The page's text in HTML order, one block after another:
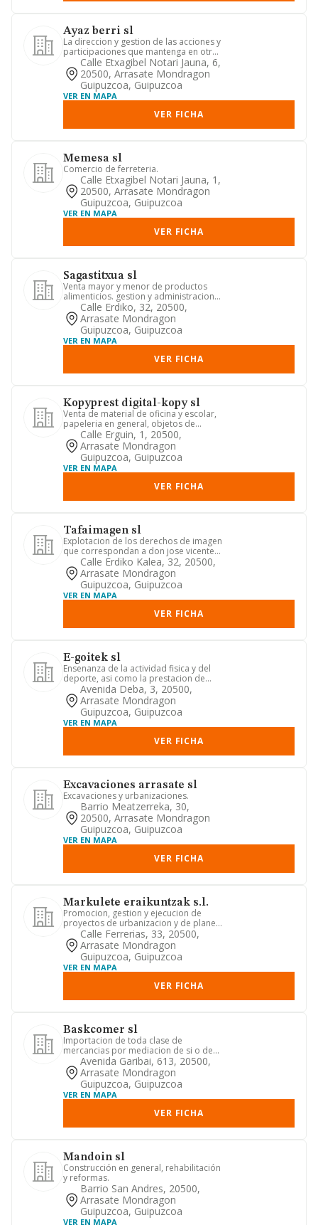
Ayaz berri sl
La direccion y gestion de las acciones y
participaciones que mantenga en otras
sociedades, asi como...
Calle Etxagibel Notari Jauna, 6,
20500, Arrasate Mondragon
Guipuzcoa, Guipuzcoa
VER EN MAPA
VER FICHA
Memesa sl
Comercio de ferreteria.
Calle Etxagibel Notari Jauna, 1,
20500, Arrasate Mondragon
Guipuzcoa, Guipuzcoa
VER EN MAPA
VER FICHA
Sagastitxua sl
Venta mayor y menor de productos
alimenticios. gestion y administracion
de otras sociedades o patri...
Calle Erdiko, 32, 20500,
Arrasate Mondragon
Guipuzcoa, Guipuzcoa
VER EN MAPA
VER FICHA
Kopyprest digital-kopy sl
Venta de material de oficina y escolar,
papeleria en general, objetos de
regalo, fotocopias y encua...
Calle Erguin, 1, 20500,
Arrasate Mondragon
Guipuzcoa, Guipuzcoa
VER EN MAPA
VER FICHA
Tafaimagen sl
Explotacion de los derechos de imagen
que correspondan a don jose vicente
garcia acosta como consec...
Calle Erdiko Kalea, 32, 20500,
Arrasate Mondragon
Guipuzcoa, Guipuzcoa
VER EN MAPA
VER FICHA
E-goitek sl
Ensenanza de la actividad fisica y del
deporte, asi como la prestacion de
servicios deportivos.
Avenida Deba, 3, 20500,
Arrasate Mondragon
Guipuzcoa, Guipuzcoa
VER EN MAPA
VER FICHA
Excavaciones arrasate sl
Excavaciones y urbanizaciones.
Barrio Meatzerreka, 30,
20500, Arrasate Mondragon
Guipuzcoa, Guipuzcoa
VER EN MAPA
VER FICHA
Markulete eraikuntzak s.l.
Promocion, gestion y ejecucion de
proyectos de urbanizacion y de planes
urbanisticos.
Calle Ferrerias, 33, 20500,
Arrasate Mondragon
Guipuzcoa, Guipuzcoa
VER EN MAPA
VER FICHA
Baskcomer sl
Importacion de toda clase de
mercancias por mediacion de si o de
comerciales importadoras asi como ...
Avenida Garibai, 613, 20500,
Arrasate Mondragon
Guipuzcoa, Guipuzcoa
VER EN MAPA
VER FICHA
Mandoin sl
Construcción en general, rehabilitación
y reformas.
Barrio San Andres, 20500,
Arrasate Mondragon
Guipuzcoa, Guipuzcoa
VER EN MAPA